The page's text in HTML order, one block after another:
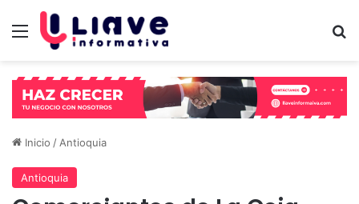
Menú
Inicio / Antioquia
Antioquia